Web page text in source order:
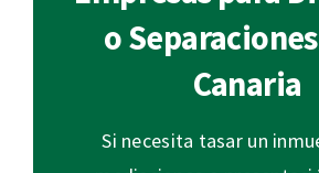
o
Canaria
Si necesita tasar un